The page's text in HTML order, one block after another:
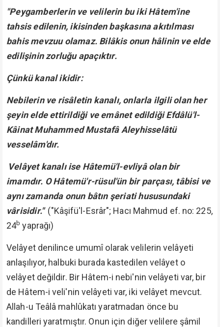
"Peygamberlerin ve velilerin bu iki Hâtem'ine
tahsis edilenin, ikisinden başkasına akıtılması
bahis mevzuu olamaz. Bilâkis onun hâlinin ve elde
edilişinin zorluğu apaçıktır.
Çünkü kanal ikidir:
Nebilerin ve risâletin kanalı, onlarla ilgili olan her
şeyin elde ettirildiği ve emânet edildiği Efdâlü'l-
Kâinat Muhammed Mustafâ Aleyhisselâtü
vesselâm'dır.
Velâyet kanalı ise Hâtemü'l-evliyâ olan bir
imamdır. O Hâtemü'r-rüsul'ün bir parçası, tâbisi ve
aynı zamanda onun bâtın şeriati hususundaki
vârisidir." ("Kâşifü'l-Esrâr"; Hacı Mahmud ef. no: 225,
24b yaprağı)
Velâyet denilince umumî olarak velilerin velâyeti
anlaşılıyor, halbuki burada kastedilen velâyet o
velâyet değildir. Bir Hâtem-i nebi'nin velâyeti var, bir
de Hâtem-i veli'nin velâyeti var, iki velâyet mevcut.
Allah-u Teâlâ mahlûkatı yaratmadan önce bu
kandilleri yaratmıştır. Onun için diğer velilere şâmil